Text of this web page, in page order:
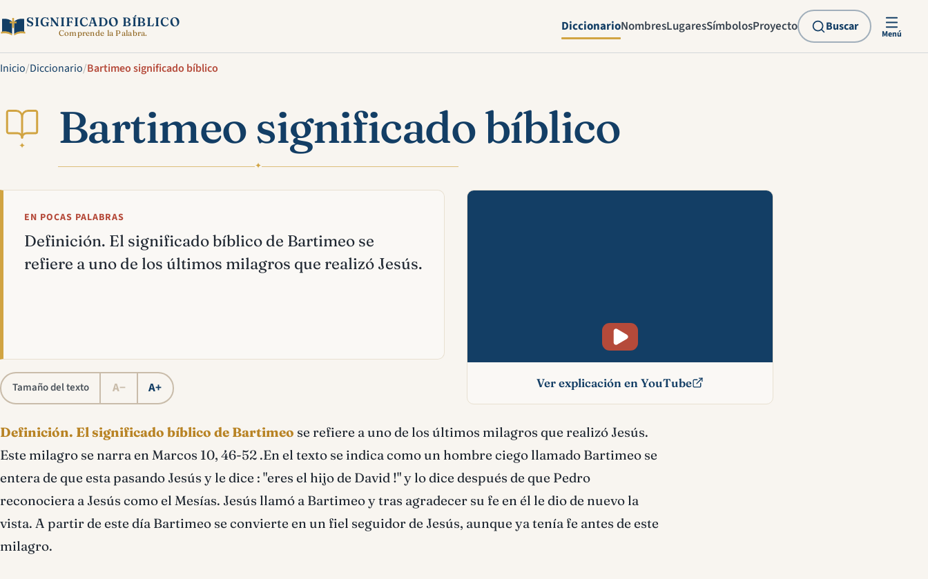
SIGNIFICADO BÍBLICO
Comprende la Palabra. DiccionarioNombresLugaresSímbolosProyecto Buscar
Menú
Inicio/Diccionario/Bartimeo significado bíblico
✦ Bartimeo significado bíblico
✦
EN POCAS PALABRAS
Definición. El significado bíblico de Bartimeo se
refiere a uno de los últimos milagros que realizó Jesús.
Tamaño del texto A− A+
Mira esta explicación en vídeo
bíblico
Ver explicación en YouTube
Definición. El significado bíblico de Bartimeo se refiere a uno de los últimos milagros que realizó Jesús.
Este milagro se narra en Marcos 10, 46-52 .En el texto se indica como un hombre ciego llamado Bartimeo se
entera de que esta pasando Jesús y le dice : "eres el hijo de David !" y lo dice después de que Pedro
reconociera a Jesús como el Mesías. Jesús llamó a Bartimeo y tras agradecer su fe en él le dio de nuevo la
vista. A partir de este día Bartimeo se convierte en un fiel seguidor de Jesús, aunque ya tenía fe antes de este
milagro.